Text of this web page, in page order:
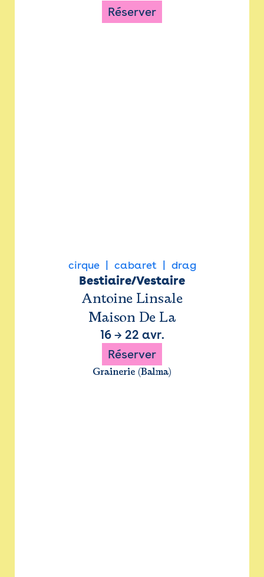
Réserver
cirque cabaret drag
Bestiaire/Vestaire
Antoine Linsale
Maison De La
16→ 22 avr.
Réserver
Grainerie (Balma)